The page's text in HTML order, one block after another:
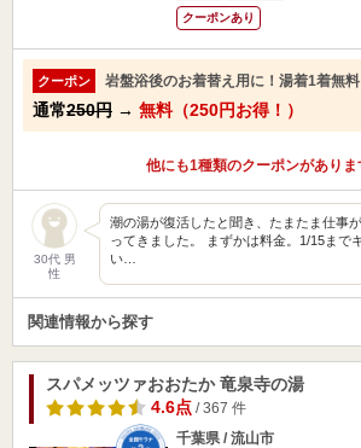
クーポンあり
クーポン 岩盤浴後のお着替え用に！湯着1着無料
通常250円 → 無料（250円お得！）
他にも1種類のクーポンがありま
30代 男
性
潮の湯が復活したと聞き、たまたま仕事
ってきました。 まずかは料金。1/15まで
い…
関連情報から探す
スパメッツァおおたか 竜泉寺の湯
4.6点/ 367 件
千葉県 / 流山市